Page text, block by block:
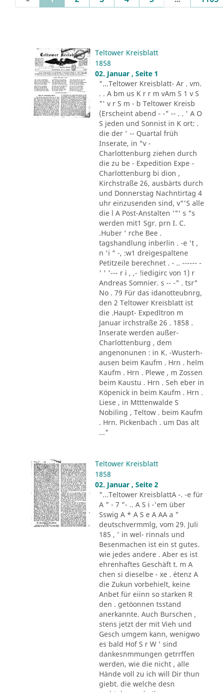
Teltower Kreisblatt
1858
02. Januar , Seite 1
"...Teltower Kreisblatt- Ar . vm.
. . A bm us K r r m vAm S 1 v S
"' v r S m - b Teltower Kreisb
(Erscheint abend - -" -- . . ' A O
S jeden und Sonnist in K ort: .
die der ' -- Quartal früh
Inserate, in "v -
Charlottenburg ziehen durch
die zu be - Expedition Expe -
Charlottenburg bi dion ,
Kirchstraße 26, ausbärts durch
und Donnerstag Nachntirtag 4
uhr einzusenden sind, v"'S alle
die l A Post-Anstalten '"' s "s
werden mit1 Sgr. prn I. C.
.Huber ' rche Bee .
tagshandlung inberlin . -e 't ,
n 'i " -, :w1 dreigespaltene
Petitzeile berechnet . - .. ------ -
' ' '--- r i , ,- !iedigirc von 1) r
Andreas Somnier. s -- -" . tsr"
No . 79 Für das idanotteubnrg,
den 2 Teltower Kreisblatt ist
die .Haupt- Expedltron m
Januar irchstraße 26 . 1858 .
Inserate werden außer-
Charlottenburg , dem
angenonunen : in K. -Wusterh-
ausen beim Kaufm . Hrn . helm
Kaufm . Hrn . Plewe , m Zossen
beim Kaustu . Hrn . Seh eber in
Köpenick in beim Kaufm . Hrn .
Liese , in Mtttenwalde S
Nobiling , Teltow . beim Kaufm
. Hrn. Pickenbach . um Das alt
..."
Teltower Kreisblatt
1858
02. Januar , Seite 2
"...Teltower KreisblattA -. -e für
A " - 7 "- .. A S i -'em über
Sswig A * A S e A AA a "
deutschvermmlg, vom 29. Juli
185 , ' in wel- rinnals und
Besenmachen ist ein st gutes.
wie jedes andere . Aber es ist
ehrenhaftes Geschäft t. m A
chen si dieselbe - xe . ´etenz A
die Zukun vorbehielt, keine
Anbet für eiinn so starken R
den . getöonnen tsstand
anerkannte. Auch Burschen ,
stens jetzt der mit Vieh und
Gesch umgem kann, wenigwo
es bald Hof S r W ' sind
dankesnmmungen getrrffen
werden, wie die nicht , alle
Hände voll zu ich will Dir thun
giebt. die welche desn